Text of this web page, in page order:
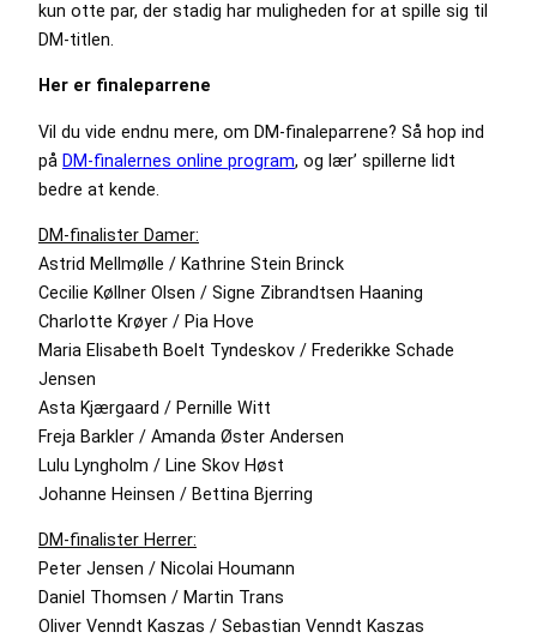
kun otte par, der stadig har muligheden for at spille sig til
DM-titlen.
Her er finaleparrene
Vil du vide endnu mere, om DM-finaleparrene? Så hop ind
på DM-finalernes online program, og lær’ spillerne lidt
bedre at kende.
DM-finalister Damer:
Astrid Mellmølle / Kathrine Stein Brinck
Cecilie Køllner Olsen / Signe Zibrandtsen Haaning
Charlotte Krøyer / Pia Hove
Maria Elisabeth Boelt Tyndeskov / Frederikke Schade
Jensen
Asta Kjærgaard / Pernille Witt
Freja Barkler / Amanda Øster Andersen
Lulu Lyngholm / Line Skov Høst
Johanne Heinsen / Bettina Bjerring
DM-finalister Herrer:
Peter Jensen / Nicolai Houmann
Daniel Thomsen / Martin Trans
Oliver Venndt Kaszas / Sebastian Venndt Kaszas